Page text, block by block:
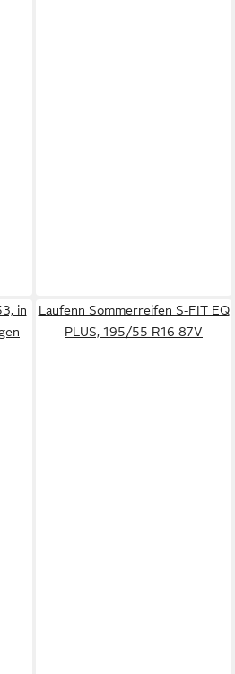
in
Laufenn Sommerreifen S-FIT EQ
PLUS, 195/55 R16 87V